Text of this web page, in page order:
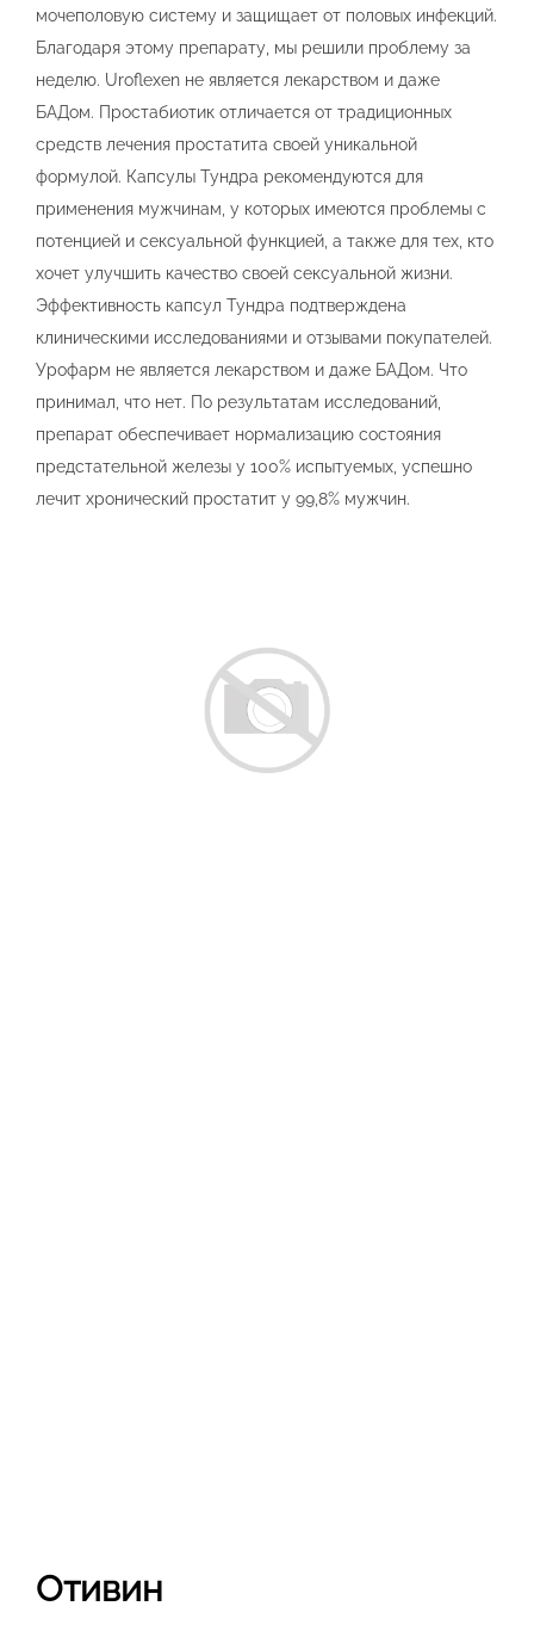
мочеполовую систему и защищает от половых инфекций.
Благодаря этому препарату, мы решили проблему за
неделю. Uroflexen не является лекарством и даже
БАДом. Простабиотик отличается от традиционных
средств лечения простатита своей уникальной
формулой. Капсулы Тундра рекомендуются для
применения мужчинам, у которых имеются проблемы с
потенцией и сексуальной функцией, а также для тех, кто
хочет улучшить качество своей сексуальной жизни.
Эффективность капсул Тундра подтверждена
клиническими исследованиями и отзывами покупателей.
Урофарм не является лекарством и даже БАДом. Что
принимал, что нет. По результатам исследований,
препарат обеспечивает нормализацию состояния
предстательной железы у 100% испытуемых, успешно
лечит хронический простатит у 99,8% мужчин.
Отивин